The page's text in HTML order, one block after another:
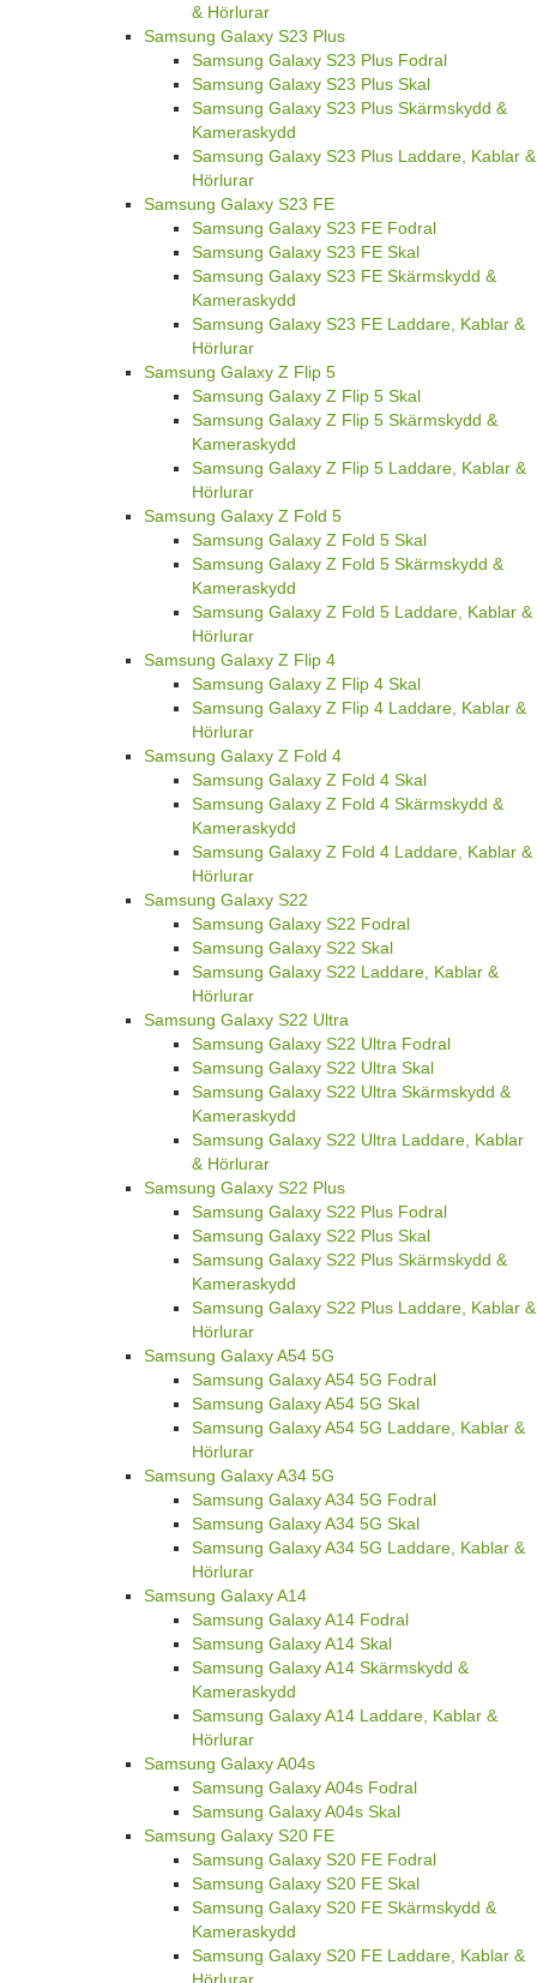
& Hörlurar
Samsung Galaxy S23 Plus
Samsung Galaxy S23 Plus Fodral
Samsung Galaxy S23 Plus Skal
Samsung Galaxy S23 Plus Skärmskydd &
Kameraskydd
Samsung Galaxy S23 Plus Laddare, Kablar &
Hörlurar
Samsung Galaxy S23 FE
Samsung Galaxy S23 FE Fodral
Samsung Galaxy S23 FE Skal
Samsung Galaxy S23 FE Skärmskydd &
Kameraskydd
Samsung Galaxy S23 FE Laddare, Kablar &
Hörlurar
Samsung Galaxy Z Flip 5
Samsung Galaxy Z Flip 5 Skal
Samsung Galaxy Z Flip 5 Skärmskydd &
Kameraskydd
Samsung Galaxy Z Flip 5 Laddare, Kablar &
Hörlurar
Samsung Galaxy Z Fold 5
Samsung Galaxy Z Fold 5 Skal
Samsung Galaxy Z Fold 5 Skärmskydd &
Kameraskydd
Samsung Galaxy Z Fold 5 Laddare, Kablar &
Hörlurar
Samsung Galaxy Z Flip 4
Samsung Galaxy Z Flip 4 Skal
Samsung Galaxy Z Flip 4 Laddare, Kablar &
Hörlurar
Samsung Galaxy Z Fold 4
Samsung Galaxy Z Fold 4 Skal
Samsung Galaxy Z Fold 4 Skärmskydd &
Kameraskydd
Samsung Galaxy Z Fold 4 Laddare, Kablar &
Hörlurar
Samsung Galaxy S22
Samsung Galaxy S22 Fodral
Samsung Galaxy S22 Skal
Samsung Galaxy S22 Laddare, Kablar &
Hörlurar
Samsung Galaxy S22 Ultra
Samsung Galaxy S22 Ultra Fodral
Samsung Galaxy S22 Ultra Skal
Samsung Galaxy S22 Ultra Skärmskydd &
Kameraskydd
Samsung Galaxy S22 Ultra Laddare, Kablar
& Hörlurar
Samsung Galaxy S22 Plus
Samsung Galaxy S22 Plus Fodral
Samsung Galaxy S22 Plus Skal
Samsung Galaxy S22 Plus Skärmskydd &
Kameraskydd
Samsung Galaxy S22 Plus Laddare, Kablar &
Hörlurar
Samsung Galaxy A54 5G
Samsung Galaxy A54 5G Fodral
Samsung Galaxy A54 5G Skal
Samsung Galaxy A54 5G Laddare, Kablar &
Hörlurar
Samsung Galaxy A34 5G
Samsung Galaxy A34 5G Fodral
Samsung Galaxy A34 5G Skal
Samsung Galaxy A34 5G Laddare, Kablar &
Hörlurar
Samsung Galaxy A14
Samsung Galaxy A14 Fodral
Samsung Galaxy A14 Skal
Samsung Galaxy A14 Skärmskydd &
Kameraskydd
Samsung Galaxy A14 Laddare, Kablar &
Hörlurar
Samsung Galaxy A04s
Samsung Galaxy A04s Fodral
Samsung Galaxy A04s Skal
Samsung Galaxy S20 FE
Samsung Galaxy S20 FE Fodral
Samsung Galaxy S20 FE Skal
Samsung Galaxy S20 FE Skärmskydd &
Kameraskydd
Samsung Galaxy S20 FE Laddare, Kablar &